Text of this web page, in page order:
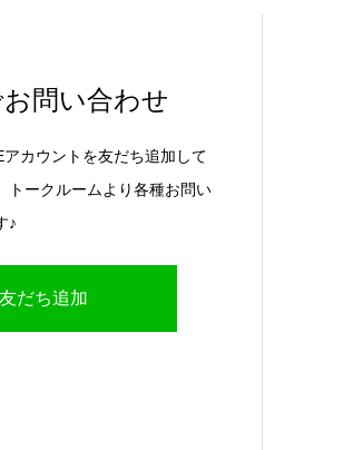
問い合わせ
カウントを友だち追加して
トークルームより各種お問い
♪
友だち追加